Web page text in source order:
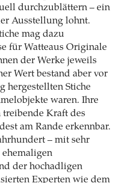
durchzublättern – ein
Ausstellung lohnt.
mag dazu
für Watteaus Originale
der Werke jeweils
Wert bestand aber vor
hergestellten Stiche
waren. Ihre
treibende Kraft des
am Rande erkennbar.
– mit sehr
der hochadligen
Experten wie dem